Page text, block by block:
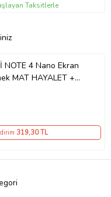
Taksitlerle
NOTE 4 Nano Ekran
319,30 TL